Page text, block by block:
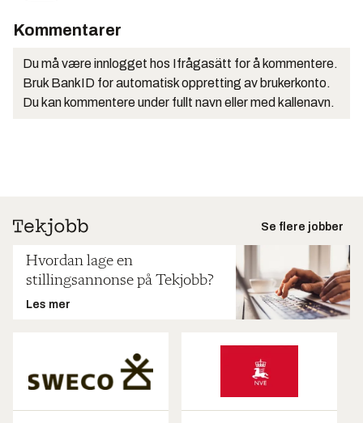
Kommentarer
Du må være innlogget hos Ifrågasätt for å kommentere.
Bruk BankID for automatisk oppretting av brukerkonto.
Du kan kommentere under fullt navn eller med kallenavn.
Se flere jobber
Hvordan lage en
stillingsannonse på Tekjobb?
Les mer